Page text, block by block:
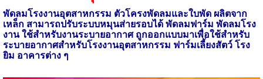
พัดลมโรงงานอุตสาหกรรม ตัวโครงพัดลมและใบพัด ผลิตจาก
เหล็ก สามารถปรับระบบหมุนส่ายรอบได้ พัดลมฟาร์ม พัดลมโรง
งาน ใช้สำหรับงานระบายอากาศ ถูกออกแบบมาเพื่อใช้สำหรับ
ระบายอากาศสำหรับโรงงานอุตสาหกรรม ฟาร์มเลี้ยงสัตว์ โรง
ยิม อาคารต่าง ๆ